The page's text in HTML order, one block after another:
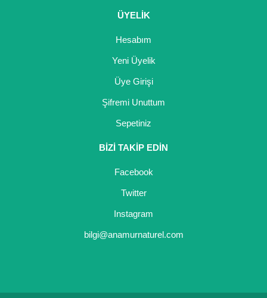
ÜYELİK
Hesabım
Yeni Üyelik
Üye Girişi
Şifremi Unuttum
Sepetiniz
BİZİ TAKİP EDİN
Facebook
Twitter
Instagram
bilgi@anamurnaturel.com